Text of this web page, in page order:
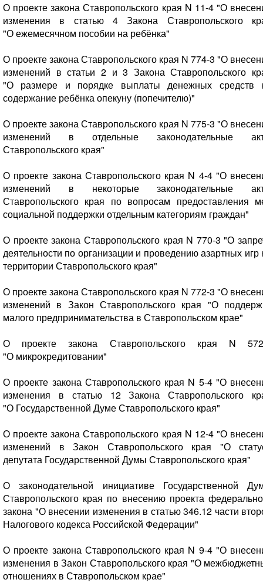
О проекте закона Ставропольского края N 11-4 "О
изменения в статью 4 Закона Ставропольского
"О ежемесячном пособии на ребёнка"
О проекте закона Ставропольского края N 774-3 "О
изменений в статьи 2 и 3 Закона Ставропольского
"О размере и порядке выплаты денежных средств
содержание ребёнка опекуну (попечителю)"
О проекте закона Ставропольского края N 775-3 "О
изменений в отдельные законодательные
Ставропольского края"
О проекте закона Ставропольского края N 4-4 "О
изменений в некоторые законодательные
Ставропольского края по вопросам предоставления
социальной поддержки отдельным категориям граждан"
О проекте закона Ставропольского края N 770-3 "О
деятельности по организации и проведению азартных игр
территории Ставропольского края"
О проекте закона Ставропольского края N 772-3 "О
изменений в Закон Ставропольского края "О
малого предпринимательства в Ставропольском крае"
О проекте закона Ставропольского края N
"О микрокредитовании"
О проекте закона Ставропольского края N 5-4 "О
изменения в статью 12 Закона Ставропольского
"О Государственной Думе Ставропольского края"
О проекте закона Ставропольского края N 12-4 "О
изменений в Закон Ставропольского края "О
депутата Государственной Думы Ставропольского края"
О законодательной инициативе Государственной
Ставропольского края по внесению проекта
закона "О внесении изменения в статью 346.12 части
Налогового кодекса Российской Федерации"
О проекте закона Ставропольского края N 9-4 "О
изменения в Закон Ставропольского края "О
отношениях в Ставропольском крае"